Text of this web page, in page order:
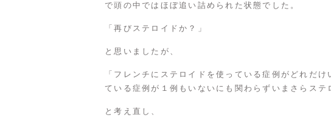
で頭の中ではほぼ追い詰められた状態でした。
「再びステロイドか？」
と思いましたが、
「フレンチにステロイドを使っている症例がどれだ
ている症例が１例もいないにも関わらずいまさらステ
と考え直し、